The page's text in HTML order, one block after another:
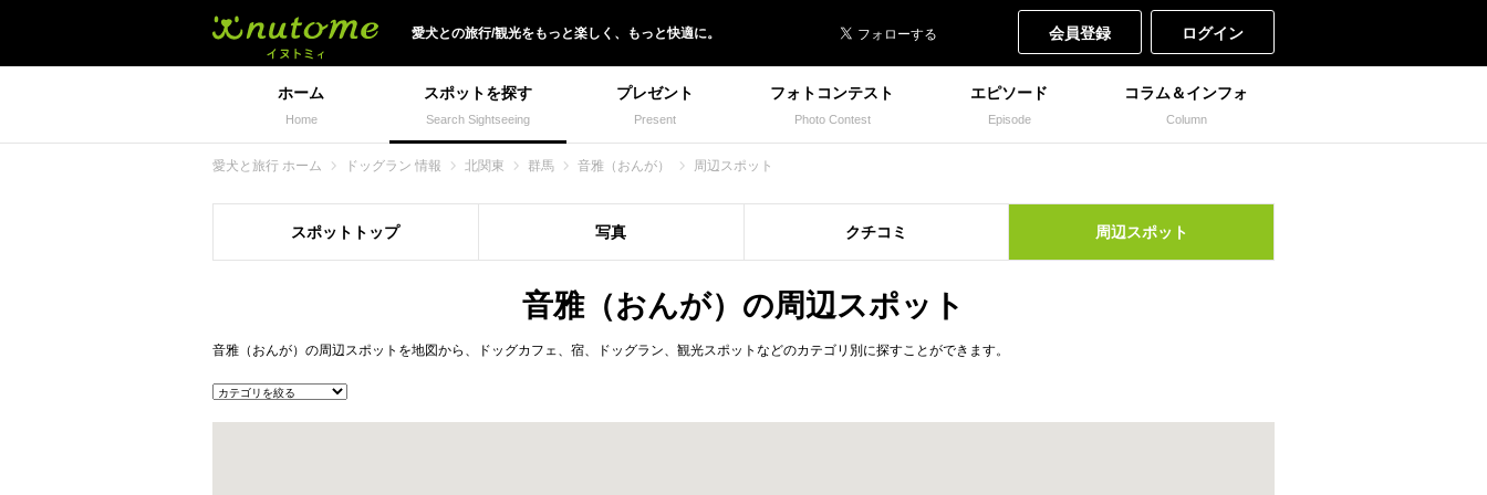
愛犬との旅行/観光をもっと楽しく、 もっと快適に。 会員登録 ログイン
ホーム
Home
スポットを探す
Search Sightseeing
プレゼント
Present
フォトコンテスト
Photo Contest
エピソード
Episode
コラム＆インフォ
Column
愛犬と旅行 ホーム ドッグラン 情報 北関東 群馬 音雅（おんが） 周辺スポット
スポット トップ 写真 クチコミ 周辺 スポット
音雅（おんが）の周辺スポット
音雅（おんが）の周辺スポットを地図から、ドッグカフェ、宿、ドッグラン、観光スポットなどのカテゴリ別に探すことができます。